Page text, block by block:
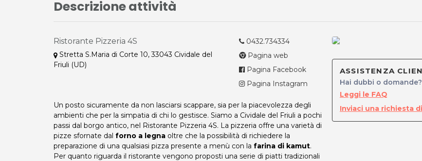
Descrizione attività
Ristorante Pizzeria 4S
Stretta S.Maria di Corte 10, 33043 Cividale del
Friuli (UD)
0432.734334
Pagina web
Pagina Facebook
Pagina Instagram
Un posto sicuramente da non lasciarsi scappare, sia per la piacevolezza degli
ambienti che per la simpatia di chi lo gestisce. Siamo a Cividale del Friuli a pochi
passi dal borgo antico, nel Ristorante Pizzeria 4S. La pizzeria offre una varietà di
pizze sfornate dal forno a legna oltre che la possibilità di richiedere la
preparazione di una qualsiasi pizza presente a menù con la farina di kamut.
Per quanto riguarda il ristorante vengono proposti una serie di piatti tradizionali
ASSISTENZA
Hai dubbi o domande?
Leggi le FAQ
Inviaci una richiesta